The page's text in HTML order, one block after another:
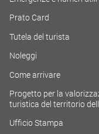
Prato Card
Tutela del turista
Noleggi
Come arrivare
Progetto per la
turistica del territorio
Ufficio Stampa